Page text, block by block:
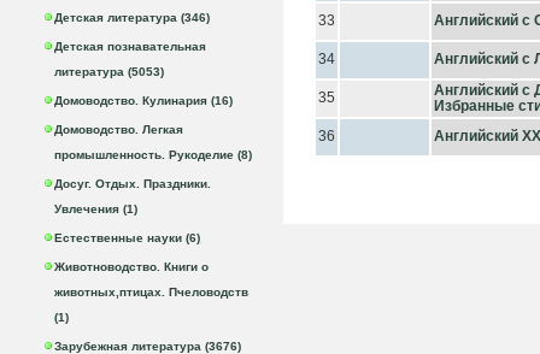
Детская литература (346)
Детская познавательная
литература (5053)
Домоводство. Кулинария (16)
Домоводство. Легкая
промышленность. Рукоделие (8)
Досуг. Отдых. Праздники.
Увлечения (1)
Естественные науки (6)
Животноводство. Книги о
животных,птицах. Пчеловодств
(1)
Зарубежная литература (3676)
33
Английский с
34 Английский с
35
Английский с
Избранные
36
Английский